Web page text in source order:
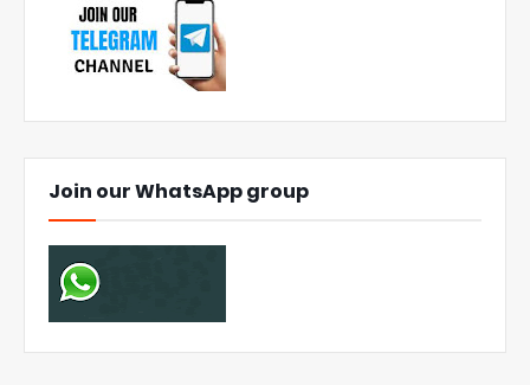
Join our WhatsApp group